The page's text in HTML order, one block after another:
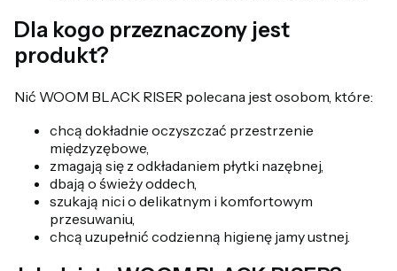
Dla kogo przeznaczony jest
produkt?
Nić WOOM BLACK RISER polecana jest osobom, które:
chcą dokładnie oczyszczać przestrzenie
międzyzębowe,
zmagają się z odkładaniem płytki nazębnej,
dbają o świeży oddech,
szukają nici o delikatnym i komfortowym
przesuwaniu,
chcą uzupełnić codzienną higienę jamy ustnej.